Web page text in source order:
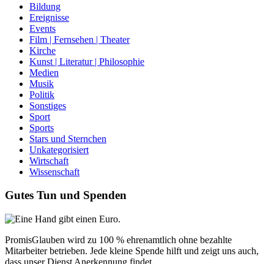
Bildung
Ereignisse
Events
Film | Fernsehen | Theater
Kirche
Kunst | Literatur | Philosophie
Medien
Musik
Politik
Sonstiges
Sport
Sports
Stars und Sternchen
Unkategorisiert
Wirtschaft
Wissenschaft
Gutes Tun und Spenden
PromisGlauben wird zu 100 % ehrenamtlich ohne bezahlte
Mitarbeiter betrieben. Jede kleine Spende hilft und zeigt uns auch,